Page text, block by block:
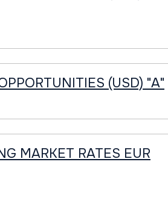
(USD) "A"
MARKET RATES EUR